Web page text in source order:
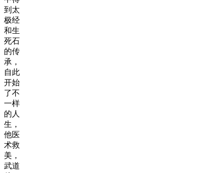
到太
极经
和生
死石
的传
承，
自此
开始
了不
一样
的人
生，
他医
术救
美，
武道